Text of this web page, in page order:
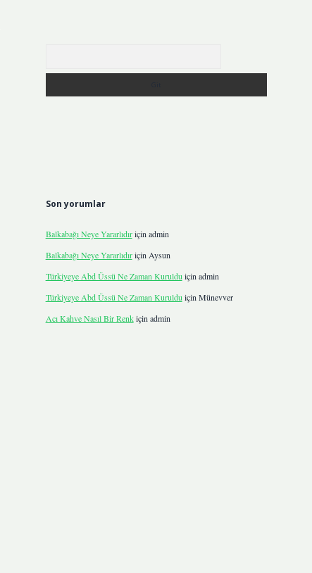
Son yorumlar
Balkabağı Neye Yararlıdıriçin admin
Balkabağı Neye Yararlıdıriçin Aysun
Türkiyeye Abd Üssü Ne Zaman Kuruldu için admin
Türkiyeye Abd Üssü Ne Zaman Kuruldu için Münevver
Acı Kahve Nasıl Bir Renkiçin admin